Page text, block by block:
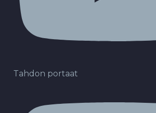
Tahdon portaat